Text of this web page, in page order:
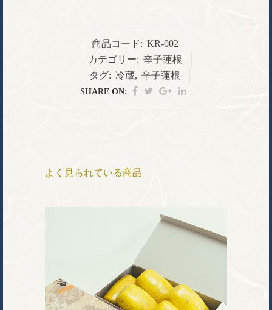
商品コード: KR-002
カテゴリー: 辛子蓮根
タグ: 冷蔵, 辛子蓮根
SHARE ON:
よく見られている商品